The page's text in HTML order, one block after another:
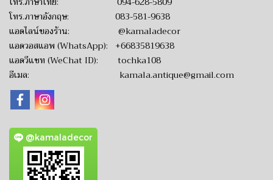
โทร.ภาษาอังกฤษ: 083-581-9638
แอดไลน์ของร้าน: @kamaladecor
แอดวอสแอพ (WhatsApp): +66835819638
แอดวีแชท (WeChat ID): tochka108
อีเมล: kamala.antique@gmail.com
@kamaladecor